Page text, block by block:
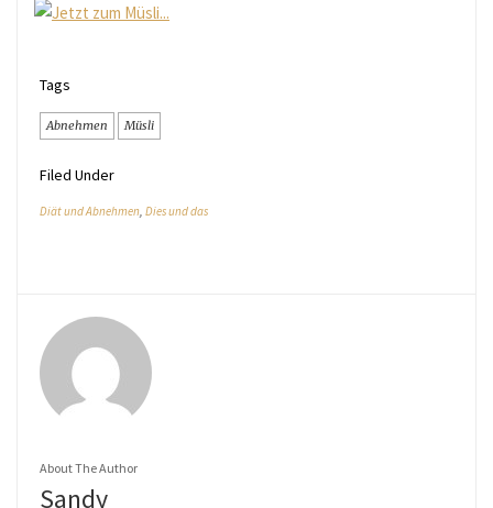
Tags
Abnehmen Müsli
Filed Under
Diät und Abnehmen, Dies und das
About The Author
Sandy